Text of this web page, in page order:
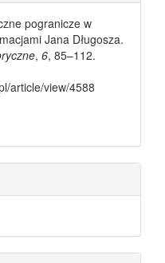
pogranicze w
Jana Długosza.
, 6, 85–112.
article/view/4588